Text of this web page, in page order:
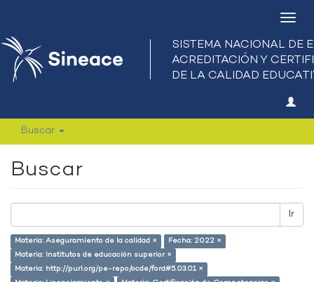
Buscar
Buscar
Ir
Materia: Aseguramiento de la calidad ×
Fecha: 2022 ×
Materia: Institutos de educación superior ×
Materia: http://purl.org/pe-repo/ocde/ford#5.03.01 ×